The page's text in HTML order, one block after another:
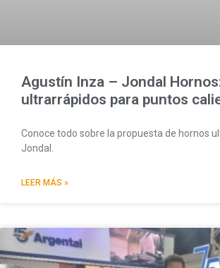
Agustín Inza – Jondal
ultrarrápidos para puntos
Conoce todo sobre la propuesta de hornos
Jondal.
LEER MÁS »